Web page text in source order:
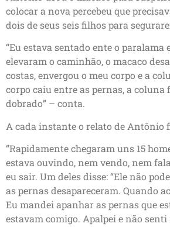
colocar a nova percebeu que
dois de seus seis filhos para
“Eu estava sentado ente o
elevaram o caminhão, o macaco
costas, envergou o meu corpo e a
corpo caiu entre as pernas, a
dobrado” – conta.
A cada instante o relato de Antônio
“Rapidamente chegaram uns 15
estava ouvindo, nem vendo, nem
eu sair. Um deles disse: “Ele não
as pernas desapareceram. Quando
Eu mandei apanhar as pernas que
estavam comigo. Apalpei e não